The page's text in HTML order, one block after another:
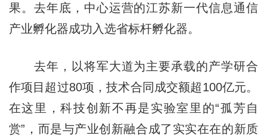
果。去年底，中心运营的江苏新一代信息通信
产业孵化器成功入选省标杆孵化器。
去年，以将军大道为主要承载的产学研合
作项目超过80项，技术合同成交额超100亿元。
在这里，科技创新不再是实验室里的“孤芳自
赏”，而是与产业创新融合成了实实在在的新质